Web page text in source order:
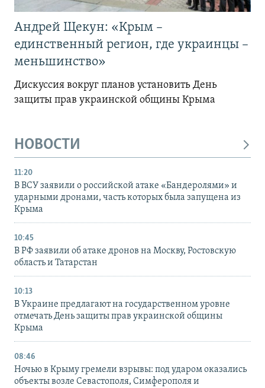
Андрей Щекун: «Крым –
единственный регион, где украинцы –
меньшинство»
Дискуссия вокруг планов установить День
защиты прав украинской общины Крыма
НОВОСТИ
11:20
В ВСУ заявили о российской атаке «Бандеролями» и
ударными дронами, часть которых была запущена из
Крыма
10:45
В РФ заявили об атаке дронов на Москву, Ростовскую
область и Татарстан
10:13
В Украине предлагают на государственном уровне
отмечать День защиты прав украинской общины
Крыма
08:46
Ночью в Крыму гремели взрывы: под ударом оказались
объекты возле Севастополя, Симферополя и